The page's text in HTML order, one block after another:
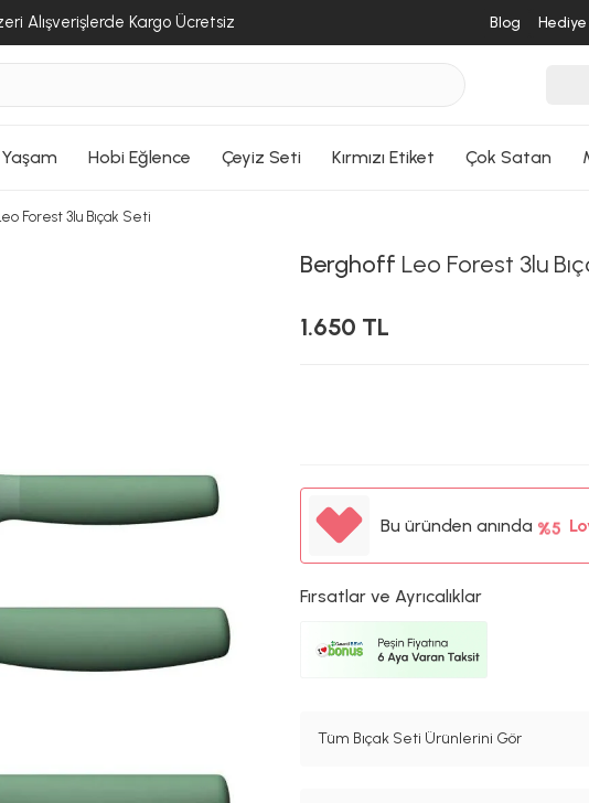
Alışverişlerde Kargo Ücretsiz Blog Hediye
Hobi Eğlence Çeyiz Seti Kırmızı Etiket Çok Satan
Forest 3lu Bıçak Seti
Berghoff Leo Forest 3lu
1.650 TL
Bu üründen anında %5
%5
Fırsatlar ve Ayrıcalıklar
Tüm Bıçak Seti Ürünlerini Gör